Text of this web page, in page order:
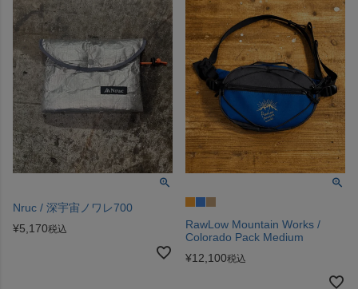
Nruc / 深宇宙ノワレ700
¥5,170税込
RawLow Mountain Works /
Colorado Pack Medium
¥12,100税込